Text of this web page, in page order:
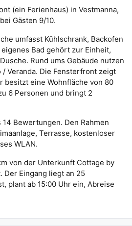
(ein Ferienhaus) in Vestmanna,
Gästen 9/10.
umfasst Kühlschrank, Backofen
Bad gehört zur Einheit,
Rund ums Gebäude nutzen
/ Veranda. Die Fensterfront zeigt
besitzt eine Wohnfläche von 80
6 Personen und bringt 2
Bewertungen. Den Rahmen
Terrasse, kostenloser
WLAN.
von der Unterkunft Cottage by
Eingang liegt an 25
plant ab 15:00 Uhr ein, Abreise